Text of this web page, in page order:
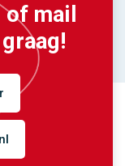
mail